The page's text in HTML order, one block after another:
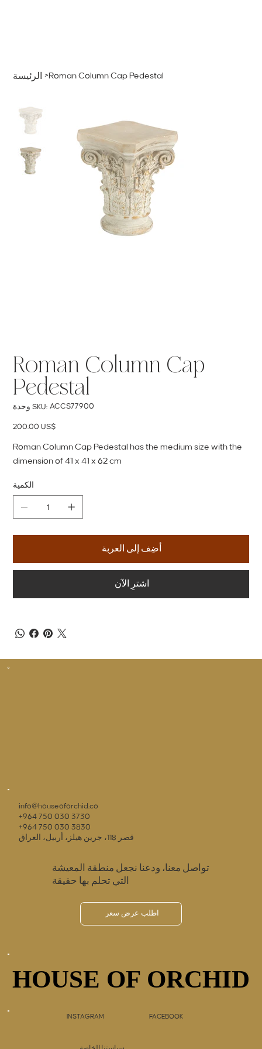
الرئيسة >Roman Column Cap Pedestal
Roman Column Cap
Pedestal
وحدة SKU: SKU
ACCS77900
ACCS77900
السعر ‏200.00 US$
Roman Column Cap Pedestal has the medium size with the
dimension of 41 x 41 x 62 cm
الكمية
أضِف إلى العربة
اشترِ الآن
info@houseoforchid.co
+964 750 030 3730
+964 750 030 3830
قصر 118، جرين هيلز، أربيل، العراق
تواصل معنا، ودعنا نجعل منطقة المعيشة
التي تحلم بها حقيقة
اطلب عرض سعر
HOUSE OF ORCHID
HOUSE OF ORCHID
INSTAGRAM FACEBOOK